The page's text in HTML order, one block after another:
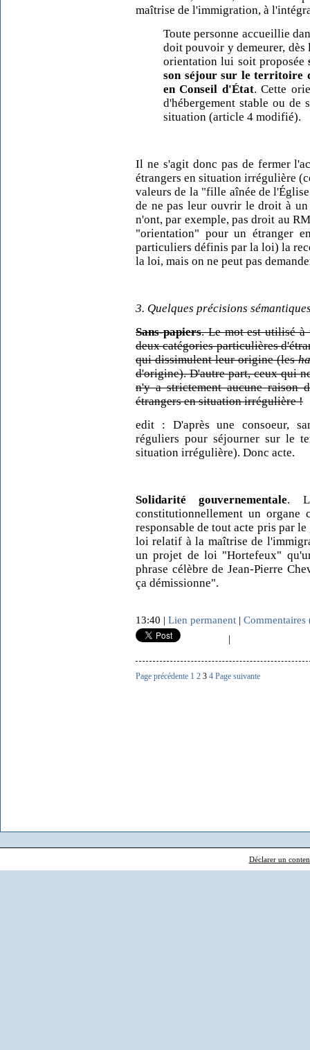
maîtrise de l'immigration, à
Toute personne accueillie
doit pouvoir y demeurer, dès
orientation lui soit proposée
son séjour sur le territoire
en Conseil d'État. Cette
d'hébergement stable ou de
situation (article 4 modifié).
Il ne s'agit donc pas de fermer
étrangers en situation irrégulière
valeurs de la "fille aînée de
de ne pas leur ouvrir le droit à un
n'ont, par exemple, pas droit au
"orientation" pour un étranger
particuliers définis par la loi) la
la loi, mais on ne peut pas
3. Quelques précisions
Sans-papiers. Le mot est utilisé à
deux catégories particulières
qui dissimulent leur origine (les
d'origine). D'autre part, ceux qui
n'y a strictement aucune raison
étrangers en situation irrégulière !
edit : D'après une consoeur,
réguliers pour séjourner sur le
situation irrégulière). Donc acte.
Solidarité gouvernementale.
constitutionnellement un
responsable de tout acte pris par
loi relatif à la maîtrise de
un projet de loi "Hortefeux"
phrase célèbre de Jean-Pierre
ça démissionne".
13:40 | Lien permanent | Commentaires
|
Page précédente 1 2 3 4 Page suivante
Déclarer un